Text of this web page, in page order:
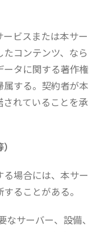
ビスまたは本サー
コンテンツ、なら
タに関する著作権
する。契約者が本
れていることを承
場合には、本サー
ることがある。
サーバー、設備、